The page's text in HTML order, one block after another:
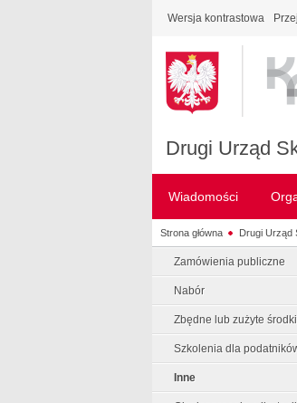
Wersja kontrastowa
Drugi Urząd
Wiadomości
Strona główna Drugi Urząd
Zamówienia publiczne
Nabór
Zbędne lub zużyte środki
Szkolenia dla
Inne